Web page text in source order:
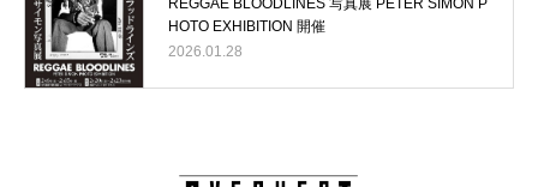
REGGAE BLOODLINES 写真展 PETER SIMON P
HOTO EXHIBITION 開催
2026.01.28